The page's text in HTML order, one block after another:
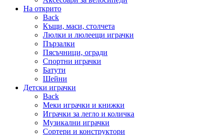
На открито
Back
Къщи, маси, столчета
Люлки и люлеещи играчки
Пързалки
Пясъчници, огради
Спортни играчки
Батути
Шейни
Детски играчки
Back
Меки играчки и книжки
Играчки за легло и количка
Музикални играчки
Сортери и конструктори